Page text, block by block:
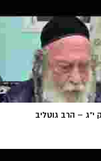
– הרב גוטליב